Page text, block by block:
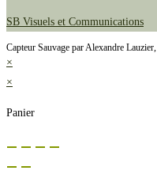
SB Visuels et Communications
Capteur Sauvage par Alexandre
×
×
Panier